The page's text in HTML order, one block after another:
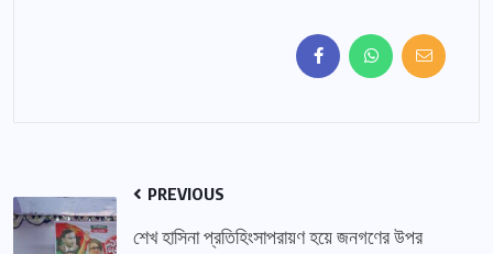
PREVIOUS
শেখ হাসিনা প্রতিহিংসাপরায়ণ হয়ে জনগণের উপর